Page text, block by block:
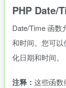
PHP Date/
Date/Time 函数
和时间。您可
化日期和时间。
注释： 这些函数